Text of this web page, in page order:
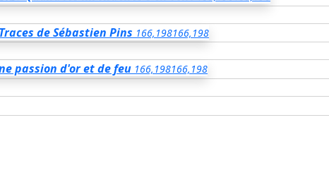
Traces de Sébastien Pins 166,198166,198
passion d'or et de feu 166,198166,198